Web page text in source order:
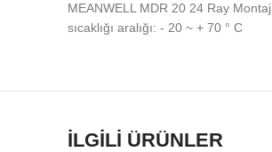
MEANWELL MDR 20 24 Ray
sıcaklığı aralığı: - 20 ~ + 70 ° C
İLGILI ÜRÜNLER